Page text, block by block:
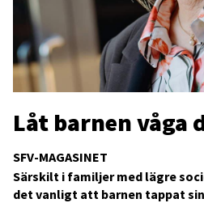
SFV-MAGASINET
Låt barnen våga
Särskilt i familjer med lägre
det vanligt att barnen tappat